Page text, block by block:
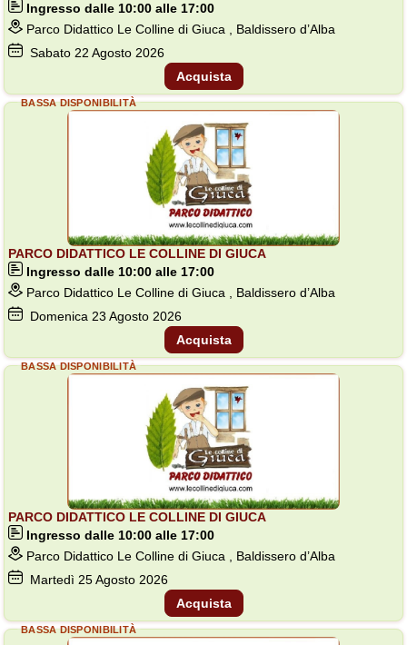
Ingresso dalle 10:00 alle 17:00
Parco Didattico Le Colline di Giuca , Baldissero d’Alba
Sabato 22 Agosto 2026
Acquista
PARCO DIDATTICO LE COLLINE DI GIUCA
Ingresso dalle 10:00 alle 17:00
Parco Didattico Le Colline di Giuca , Baldissero d’Alba
Domenica 23 Agosto 2026
BASSA DISPONIBILITÀ
Acquista
PARCO DIDATTICO LE COLLINE DI GIUCA
Ingresso dalle 10:00 alle 17:00
Parco Didattico Le Colline di Giuca , Baldissero d’Alba
Martedì 25Agosto 2026
BASSA DISPONIBILITÀ
Acquista
BASSA DISPONIBILITÀ